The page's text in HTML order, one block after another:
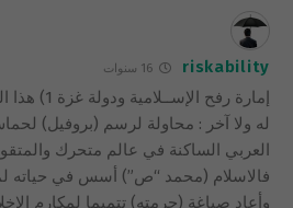
riskability 16 سنوات
إمارة رفح
له ولا آخر : محاولة لرسم (بروفيل)
العربي الساكنة في عالم متحرك
فالاسلام (محمد “ص”) أسس في حياته
وأعاد صياغة (حرمته) تتميما لمكارم